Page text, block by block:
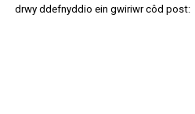
drwy ddefnyddio ein gwiriwr côd post: